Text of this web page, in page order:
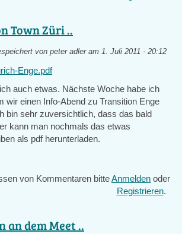
Town Züri ..
von peter adleram 1. Juli 2011 - 20:12
Enge.pdf
auch etwas. Nächste Woche habe ich
wir einen Info-Abend zu Transition Enge
bin sehr zuversichtlich, dass das bald
kann man nochmals das etwas
als pdf herunterladen.
von Kommentaren bitteAnmelden oder
Registrieren.
an dem Meet ..